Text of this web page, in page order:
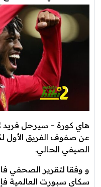
هاي كورة – سيرحل فريد
عن صفوف الفريق الأول
الصيفي الحالي.
و وفقا لتقرير الصحفي
سكاي سبورت العالمية